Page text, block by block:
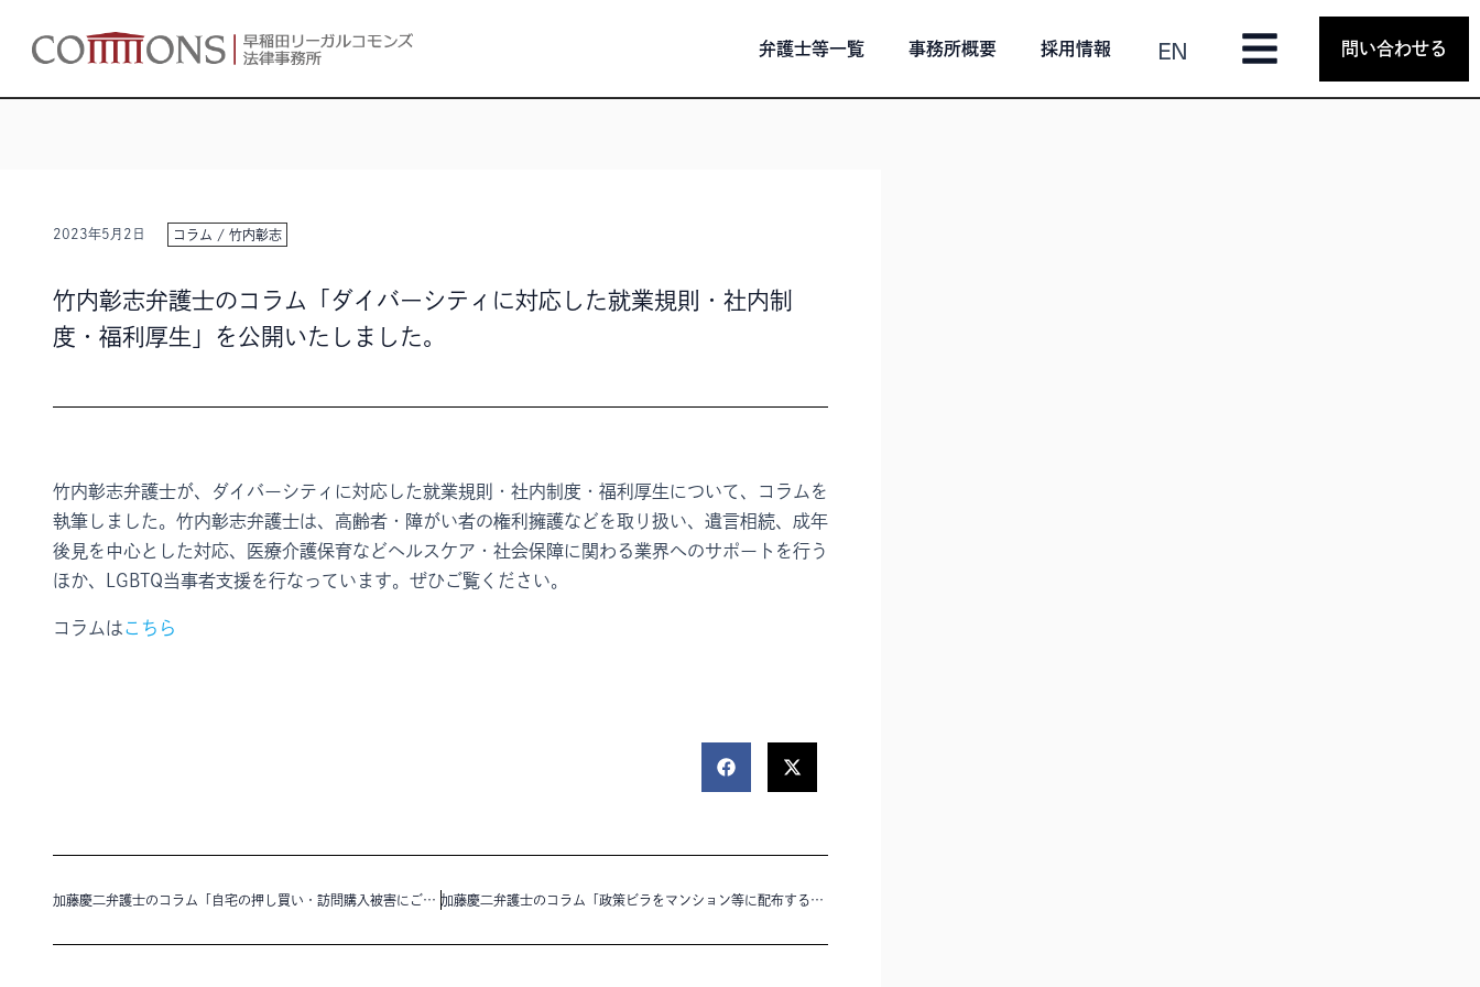
弁護士等一覧 事務所概要 採用情報 EN 問い合わせる
2023年5月2日 コラム / 竹内彰志
竹内彰志弁護士のコラム「ダイバーシティに対応した就業規則・社内制
度・福利厚生」を公開いたしました。
竹内彰志弁護士が、ダイバーシティに対応した就業規則・社内制度・福利厚生について、コラムを
執筆しました。竹内彰志弁護士は、高齢者・障がい者の権利擁護などを取り扱い、遺言相続、成年
後見を中心とした対応、医療介護保育などヘルスケア・社会保障に関わる業界へのサポートを行う
ほか、LGBTQ当事者支援を行なっています。ぜひご覧ください。
コラムはこちら
加藤慶二弁護士のコラム「自宅の押し買い・訪問購入被害にご注意を！」を公開いたしました。 加藤慶二弁護士のコラム「政策ビラをマンション等に配布するときに「ビラ配布お断り」と書いてあった場合にはどうすればよい？」を公開いたしました。